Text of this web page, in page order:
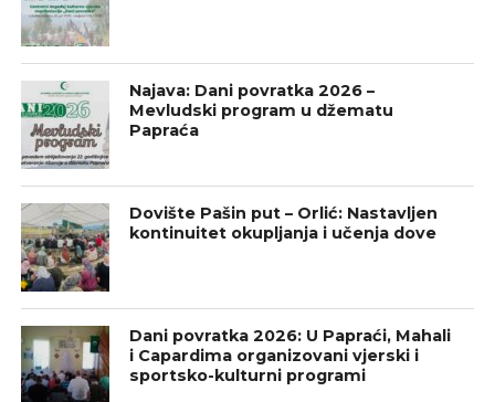
Najava: Dani povratka 2026 –
Mevludski program u džematu
Papraća
Dovište Pašin put – Orlić: Nastavljen
kontinuitet okupljanja i učenja dove
Dani povratka 2026: U Papraći, Mahali
i Capardima organizovani vjerski i
sportsko-kulturni programi